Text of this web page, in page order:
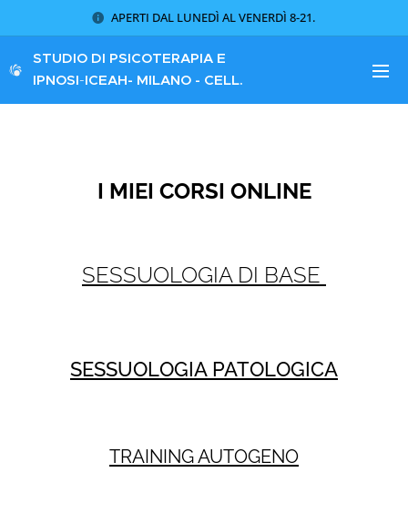
APERTI DAL LUNEDÌ AL VENERDÌ 8-21.
STUDIO DI PSICOTERAPIA E
IPNOSI-ICEAH- MILANO - CELL.
340 8621773
I MIEI CORSI ONLINE
SESSUOLOGIA DI BASE
SESSUOLOGIA PATOLOGICA
TRAINING AUTOGENO